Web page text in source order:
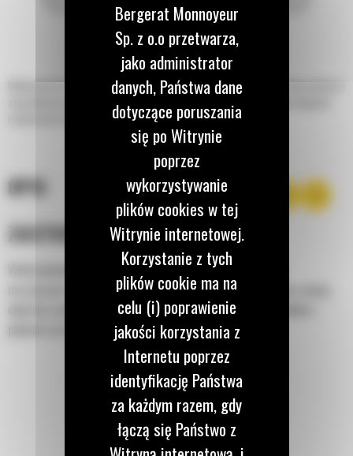
Widły budowlane Cat® do małych ładowarek kołowych są szersze niż widły paletowe i
zaprojektowane z myślą o ciężkich pracach budowlanych. Ramiona wideł mogą być
ruchome lub zamocowane na stałe.
OPIS
ZASTOSOWANIE
Widły budowlane są bardzo uniwersalnymi i wytrzymałymi
narzędziami zaprojektowanymi do przenoszenia materiałów o dużej
objętości umieszczonych na paletach, rur i słupów, pojemników z
Bergerat Monnoyeur
Sp. z o.o przetwarza,
jako administrator
danych, Państwa dane
dotyczące poruszania
się po Witrynie
poprzez
wykorzystywanie
plików cookies w tej
Witrynie internetowej.
Korzystanie z tych
plików cookie ma na
celu (i) poprawienie
jakości korzystania z
Internetu poprzez
identyfikację Państwa
za każdym razem, gdy
łączą się Państwo z